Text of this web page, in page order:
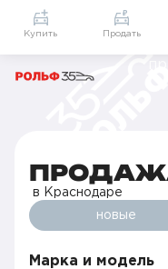
Приложение
Мой РОЛЬФ
ПРОДАЖА
в Краснодаре
новые
Марка и модель
Купить Продать